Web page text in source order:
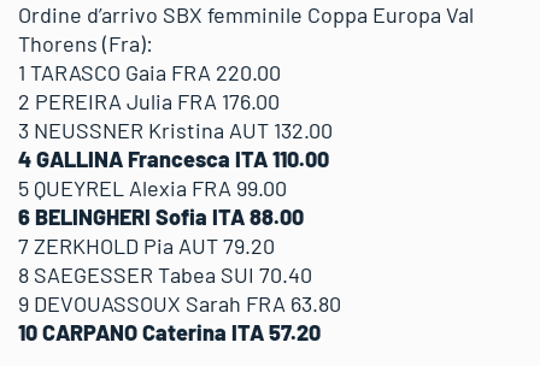
Ordine d’arrivo SBX femminile Coppa Europa Val
Thorens (Fra):
1 TARASCO Gaia FRA 220.00
2 PEREIRA Julia FRA 176.00
3 NEUSSNER Kristina AUT 132.00
4 GALLINA Francesca ITA 110.00
5 QUEYREL Alexia FRA 99.00
6 BELINGHERI Sofia ITA 88.00
7 ZERKHOLD Pia AUT 79.20
8 SAEGESSER Tabea SUI 70.40
9 DEVOUASSOUX Sarah FRA 63.80
10 CARPANO Caterina ITA 57.20